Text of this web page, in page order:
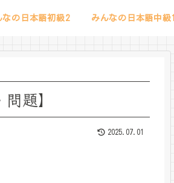
なの日本語初級2 みんなの日本語中級1
題】
2025.07.01